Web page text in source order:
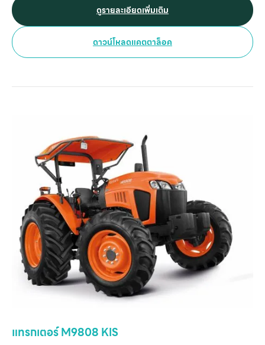
ดูรายละเอียดเพิ่มเติม
ดาวน์โหลดแคตตาล็อค
แทรกเตอร์ M9808 KIS